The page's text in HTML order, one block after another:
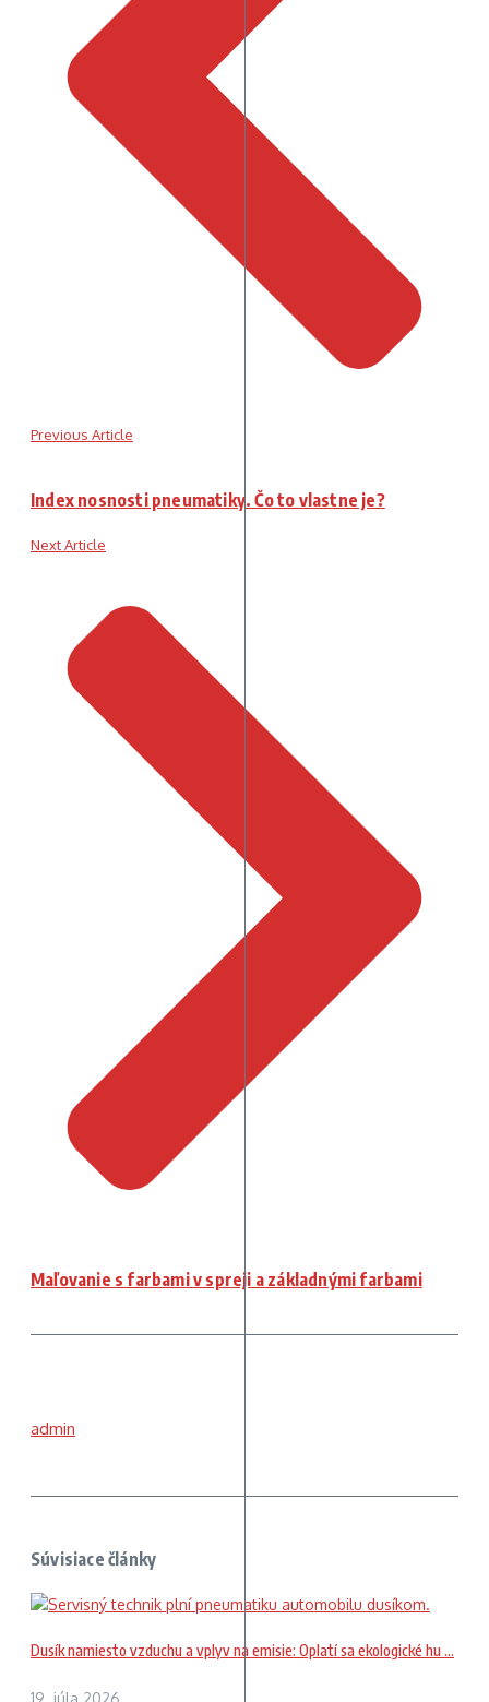
Previous Article
Index nosnosti pneumatiky. Čo to vlastne je?
Next Article
Maľovanie s farbami v spreji a základnými farbami
admin
Súvisiace články
Dusík namiesto vzduchu a vplyv na emisie: Oplatí sa ekologické hu ...
19. júla 2026